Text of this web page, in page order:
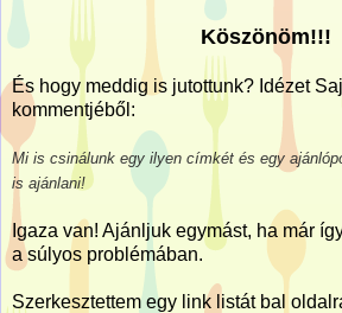
Köszönöm!!!
És hogy meddig is jutottunk? Idézet
kommentjéből:
Mi is csinálunk egy ilyen címkét és egy
is ajánlani!
Igaza van! Ajánljuk egymást, ha már
a súlyos problémában.
Szerkesztettem egy link listát bal